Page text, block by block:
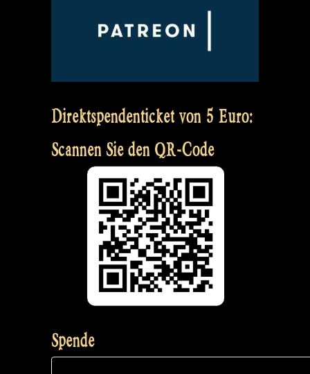
Direktspendenticket von 5 Euro:
Scannen Sie den QR-Code
Spende